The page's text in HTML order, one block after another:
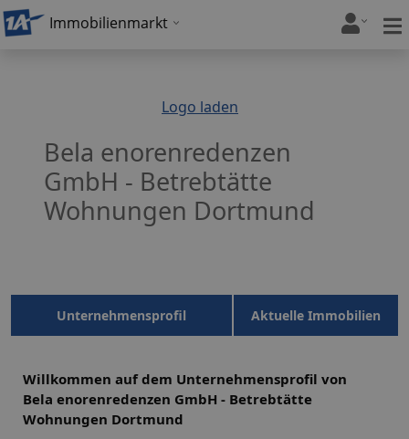
Immobilienmarkt
Logo laden
Bela enorenredenzen
GmbH - Betrebtätte
Wohnungen Dortmund
Unternehmensprofil Aktuelle Immobilien
Willkommen auf dem Unternehmensprofil von
Bela enorenredenzen GmbH - Betrebtätte
Wohnungen Dortmund